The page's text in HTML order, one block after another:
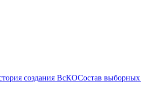
создания ВсКОСостав выборных